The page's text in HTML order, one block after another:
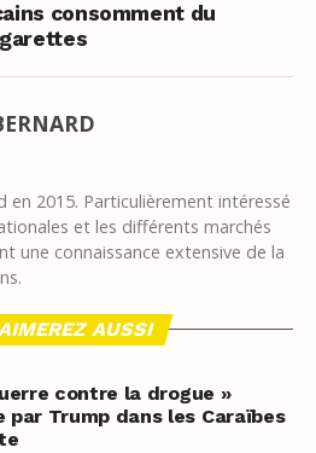
consomment du
en 2015. Particulièrement intéressé
et les différents marchés
une connaissance extensive de la
AUSSI
contre la drogue »
par Trump dans les Caraïbes